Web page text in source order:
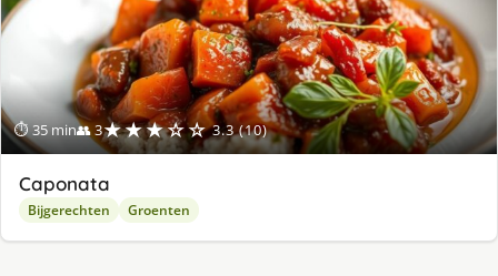
⏱ 35 min👥 3★★★☆☆ 3.3 (10)
Caponata
Bijgerechten Groenten